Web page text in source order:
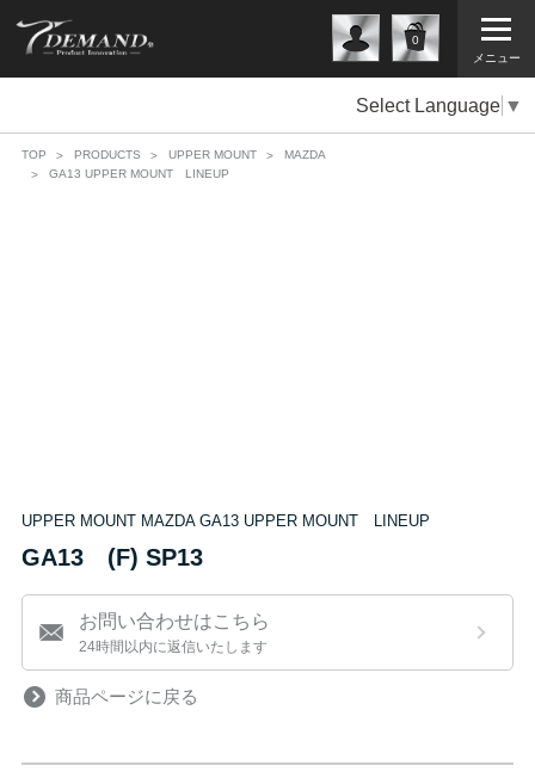
メニュー
0
Select Language ▼
TOP PRODUCTS UPPER MOUNT
MAZDA
GA13 UPPER MOUNT LINEUP
UPPER MOUNT MAZDA GA13 UPPER MOUNT LINEUP
GA13 (F) SP13
お問い合わせはこちら
24時間以内に返信いたします
商品ページに戻る